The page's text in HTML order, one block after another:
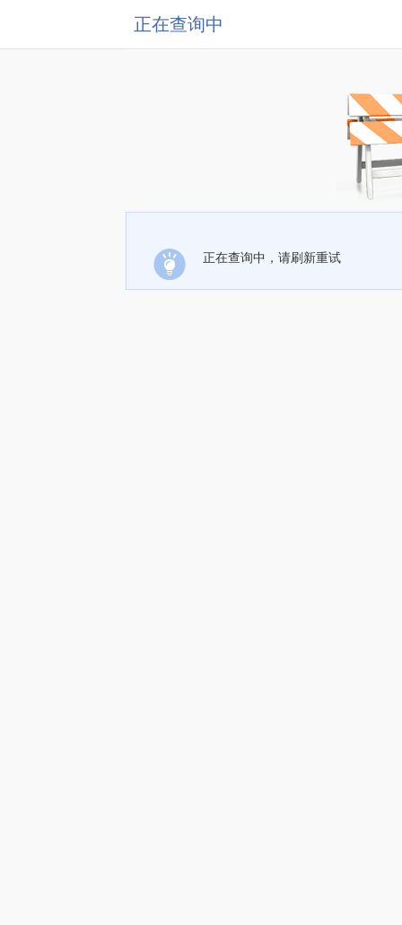
正在查询中
正在查询中，请刷新重试